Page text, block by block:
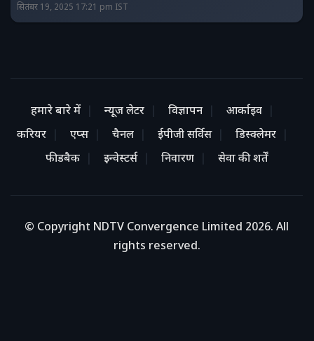
सितंबर 19, 2025 17:21 pm IST
हमारे बारे में न्यूज लेटर विज्ञापन
आर्काइव
करियर
एप्स चैनल ईपीजी सर्विस
डिस्क्लेमर
फीडबैक
इन्वेस्टर्स निवारण सेवा की शर्तें
© Copyright NDTV Convergence Limited 2026. All
rights reserved.